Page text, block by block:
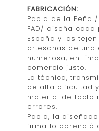
FABRICACIÓN:
Paola de la Peña
FAD/ diseña cada
España y las
artesanas de una
numerosa, en
comercio justo.
La técnica,
de alta dificultad
material de tacto
errores.
Paola, la
firma lo aprendió